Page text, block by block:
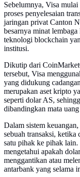
Sebelumnya, Visa
proses penyelesaian
jaringan privat Canton
besarnya minat
teknologi blockchain
institusi.
Dikutip dari
tersebut, Visa
yang didukung
merupakan aset kripto
seperti dolar AS,
dibandingkan mata
Dalam sistem
sebuah transaksi, ketika
satu pihak ke pihak
mengetahui apakah
menggantikan atau
antarbank yang selama